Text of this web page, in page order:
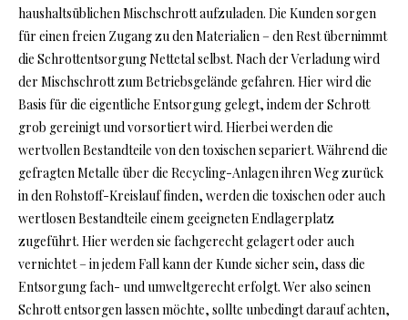
haushaltsüblichen Mischschrott aufzuladen. Die Kunden sorgen
für einen freien Zugang zu den Materialien – den Rest übernimmt
die Schrottentsorgung Nettetal selbst. Nach der Verladung wird
der Mischschrott zum Betriebsgelände gefahren. Hier wird die
Basis für die eigentliche Entsorgung gelegt, indem der Schrott
grob gereinigt und vorsortiert wird. Hierbei werden die
wertvollen Bestandteile von den toxischen separiert. Während die
gefragten Metalle über die Recycling-Anlagen ihren Weg zurück
in den Rohstoff-Kreislauf finden, werden die toxischen oder auch
wertlosen Bestandteile einem geeigneten Endlagerplatz
zugeführt. Hier werden sie fachgerecht gelagert oder auch
vernichtet – in jedem Fall kann der Kunde sicher sein, dass die
Entsorgung fach- und umweltgerecht erfolgt. Wer also seinen
Schrott entsorgen lassen möchte, sollte unbedingt darauf achten,